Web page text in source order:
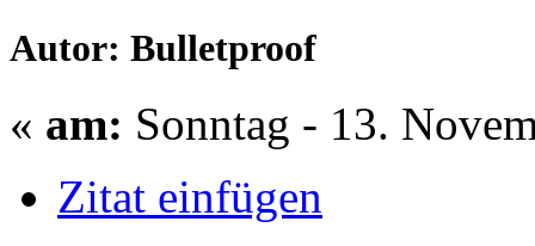
Autor: Bulletproof
« am: Sonntag - 13.
Zitat einfügen